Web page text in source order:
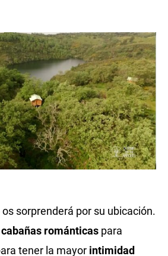
os sorprenderá por su ubicación.
cabañas románticas para
tener la mayor intimidad